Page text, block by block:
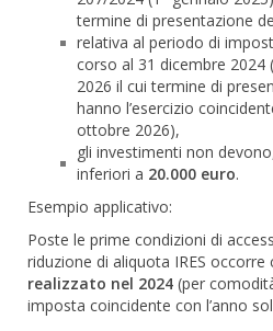
termine di presentazione
relativa al periodo di
corso al 31 dicembre 2024
2026 il cui termine di
hanno l’esercizio
ottobre 2026),
gli investimenti non
inferiori a 20.000 euro.
Esempio applicativo:
Poste le prime condizioni di
riduzione di aliquota IRES occorre
realizzato nel 2024 (per
imposta coincidente con l’anno